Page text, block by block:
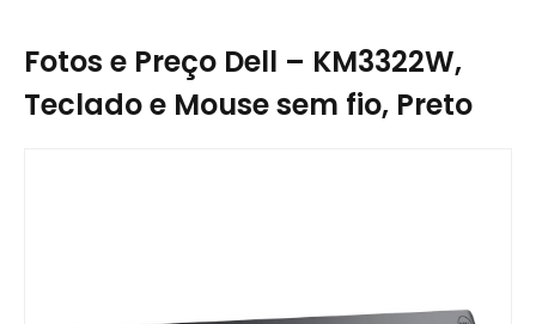
Fotos e Preço Dell – KM3322W,
Teclado e Mouse sem fio, Preto